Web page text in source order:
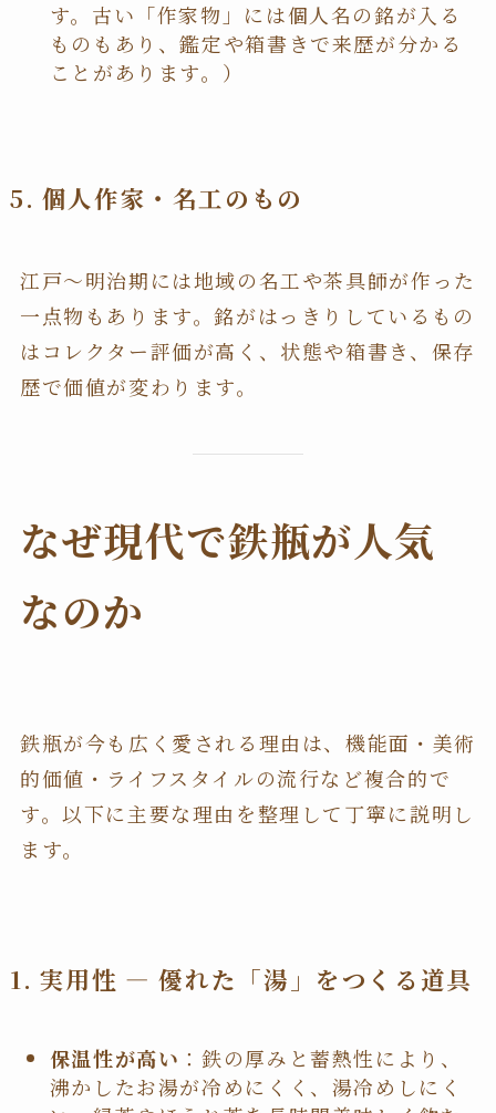
す。古い「作家物」には個人名の銘が入る
ものもあり、鑑定や箱書きで来歴が分かる
ことがあります。）
5. 個人作家・名工のもの
江戸〜明治期には地域の名工や茶具師が作った
一点物もあります。銘がはっきりしているもの
はコレクター評価が高く、状態や箱書き、保存
歴で価値が変わります。
なぜ現代で鉄瓶が人気
なのか
鉄瓶が今も広く愛される理由は、機能面・美術
的価値・ライフスタイルの流行など複合的で
す。以下に主要な理由を整理して丁寧に説明し
ます。
1. 実用性 — 優れた「湯」をつくる道具
保温性が高い ：鉄の厚みと蓄熱性により、
沸かしたお湯が冷めにくく、湯冷めしにく